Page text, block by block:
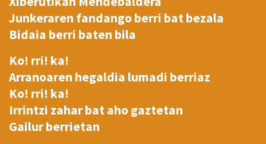
Junkeraren fandango berri bat bezala
Bidaia berri baten bila
Ko! rri! ka!
Arranoaren hegaldia lumadi berriaz
Ko! rri! ka!
Irrintzi zahar bat aho gaztetan
Gailur berrietan